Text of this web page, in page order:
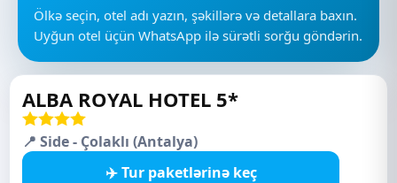
Ölkə seçin, otel adı yazın, şəkillərə və detallara baxın.
Uyğun otel üçün WhatsApp ilə sürətli sorğu göndərin.
ALBA ROYAL HOTEL 5*
📍 Side - Çolaklı (Antalya)
✈️ Tur paketlərinə keç